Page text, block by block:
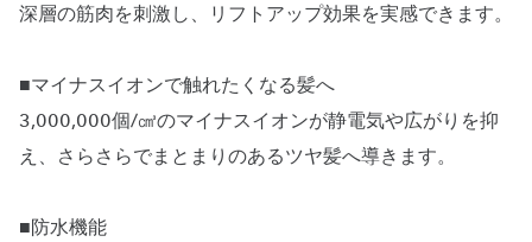
深層の筋肉を刺激し、リフトアップ効果を実感できます。
■マイナスイオンで触れたくなる髪へ
3,000,000個/㎤のマイナスイオンが静電気や広がりを抑
え、さらさらでまとまりのあるツヤ髪へ導きます。
■防水機能